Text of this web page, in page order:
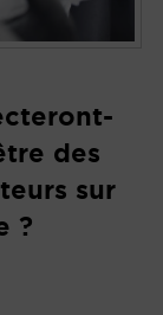
des
sur
?